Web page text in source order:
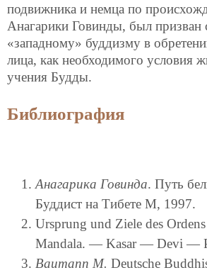
подвижника и немца по
Анагарики Говинды, был призван
«западному» буддизму в
лица, как необходимого условия
учения Будды.
Библиография
Анагарика Говинда. Путь
Буддист на Тибете М, 1997.
Ursprung und Ziele des
Mandala. — Kasar — Devi —
Baumann M. Deutsche